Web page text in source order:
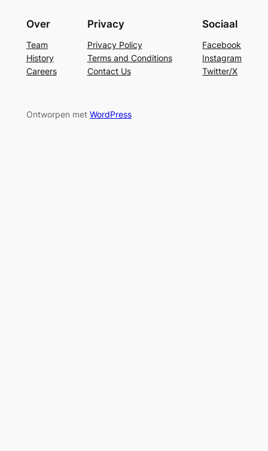
Over
Team
History
Careers
Privacy
Privacy Policy
Terms and Conditions
Contact Us
Sociaal
Facebook
Instagram
Twitter/X
Ontworpen met WordPress